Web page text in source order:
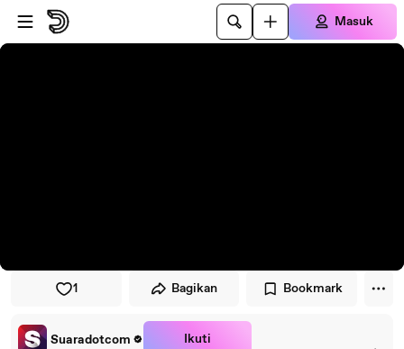
Lewati ke pemutar
Lewatkan ke konten utama
Masuk
1 Bagikan Bookmark
Suaradotcom Ikuti